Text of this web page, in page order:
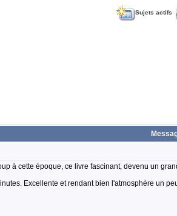
Sujets actifs
à cette époque, ce livre fascinant, devenu un
Excellente et rendant bien l'atmosphère un